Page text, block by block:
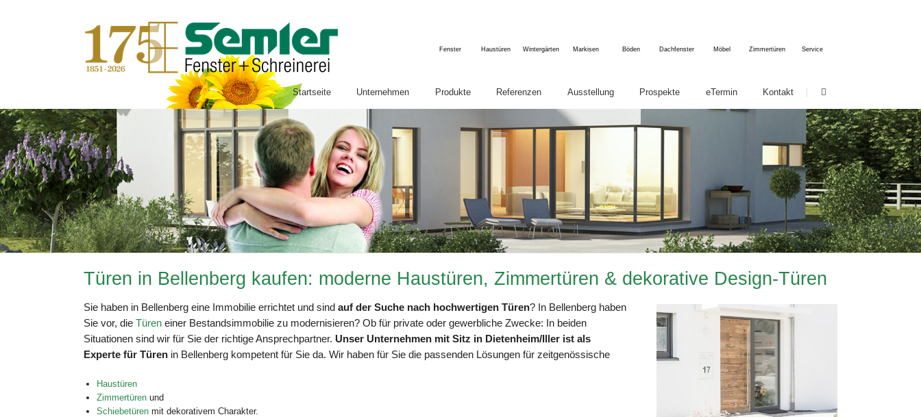
Fenster Haustüren Wintergärten Markisen Böden Dachfenster Möbel Zimmertüren Service
überspringen
Startseite Unternehmen
Karriere
Produkte
Fenster & Türen
Fenster & Schiebe-Türen
Fensterpreise Online
Fensteraustausch
Haustüren
Winter- & Sommergärten
Innenausbau
Böden
Dachfenster
Innenausbau & Möbel
Zimmertüren & Schiebetüren
Unser Service für Sie
Beratung & Ausstellung
Reparatur-Service
Herstellung & Produktion
Einbau & Montage
FAQ
Referenzen
Winter- & Sommergärten
Ausstellung
Firmenbesichtigung
Prospekte eTermin Kontakt
Türen in Bellenberg kaufen: moderne Haustüren, Zimmertüren & dekorative Design-Türen
Sie haben in Bellenberg eine Immobilie errichtet und sind auf der Suche nach hochwertigen Türen? In Bellenberg haben
Sie vor, die Türen einer Bestandsimmobilie zu modernisieren? Ob für private oder gewerbliche Zwecke: In beiden
Situationen sind wir für Sie der richtige Ansprechpartner. Unser Unternehmen mit Sitz in Dietenheim/Iller ist als
Experte für Türen in Bellenberg kompetent für Sie da. Wir haben für Sie die passenden Lösungen für zeitgenössische
Haustüren
Zimmertürenund
Schiebetürenmit dekorativem Charakter.